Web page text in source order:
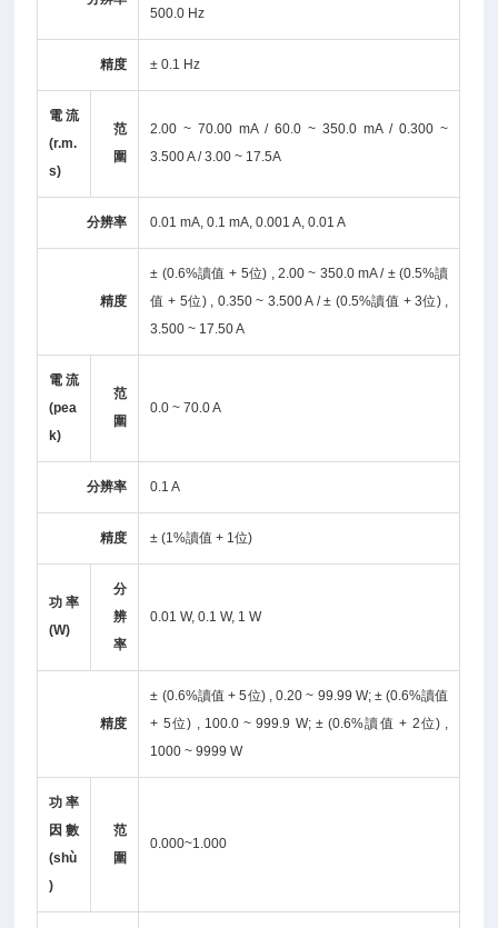
500.0 Hz
精度 ± 0.1 Hz
電流
(r.m.
s)
范
圍
2.00 ~ 70.00 mA / 60.0 ~ 350.0 mA / 0.300 ~
3.500 A / 3.00 ~ 17.5A
分辨率 0.01 mA, 0.1 mA, 0.001 A, 0.01 A
精度
± (0.6%讀值 + 5位) , 2.00 ~ 350.0 mA / ± (0.5%讀
值 + 5位) , 0.350 ~ 3.500 A / ± (0.5%讀值 + 3位) ,
3.500 ~ 17.50 A
電流
(pea
k)
范
圍
0.0 ~ 70.0 A
分辨率 0.1 A
精度 ± (1%讀值 + 1位)
功率
(W)
分
辨
率
0.01 W, 0.1 W, 1 W
精度
± (0.6%讀值 + 5位) , 0.20 ~ 99.99 W; ± (0.6%讀值
+ 5位) , 100.0 ~ 999.9 W; ± (0.6%讀值 + 2位) ,
1000 ~ 9999 W
功率
因數
(shù
)
范
圍
0.000~1.000